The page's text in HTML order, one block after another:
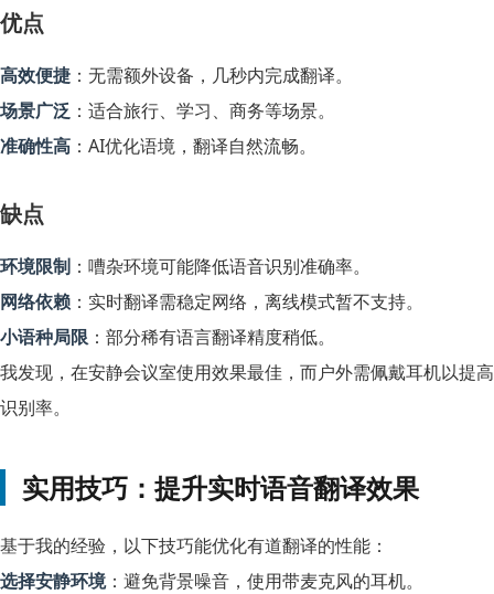
优点
高效便捷 ：无需额外设备，几秒内完成翻译。
场景广泛 ：适合旅行、学习、商务等场景。
准确性高 ：AI优化语境，翻译自然流畅。
缺点
环境限制 ：嘈杂环境可能降低语音识别准确率。
网络依赖 ：实时翻译需稳定网络，离线模式暂不支持。
小语种局限 ：部分稀有语言翻译精度稍低。
我发现，在安静会议室使用效果最佳，而户外需佩戴耳机以提高
识别率。
实用技巧：提升实时语音翻译效果
基于我的经验，以下技巧能优化有道翻译的性能：
选择安静环境：避免背景噪音，使用带麦克风的耳机。